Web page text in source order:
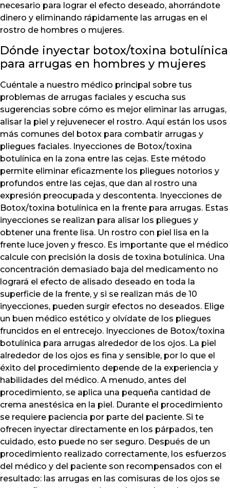
necesario para lograr el efecto deseado, ahorrándote
dinero y eliminando rápidamente las arrugas en el
rostro de hombres o mujeres.
Dónde inyectar botox/toxina botulínica
para arrugas en hombres y mujeres
Cuéntale a nuestro médico principal sobre tus
problemas de arrugas faciales y escucha sus
sugerencias sobre cómo es mejor eliminar las arrugas,
alisar la piel y rejuvenecer el rostro. Aquí están los usos
más comunes del botox para combatir arrugas y
pliegues faciales. Inyecciones de Botox/toxina
botulínica en la zona entre las cejas. Este método
permite eliminar eficazmente los pliegues notorios y
profundos entre las cejas, que dan al rostro una
expresión preocupada y descontenta. Inyecciones de
Botox/toxina botulínica en la frente para arrugas. Estas
inyecciones se realizan para alisar los pliegues y
obtener una frente lisa. Un rostro con piel lisa en la
frente luce joven y fresco. Es importante que el médico
calcule con precisión la dosis de toxina botulínica. Una
concentración demasiado baja del medicamento no
logrará el efecto de alisado deseado en toda la
superficie de la frente, y si se realizan más de 10
inyecciones, pueden surgir efectos no deseados. Elige
un buen médico estético y olvídate de los pliegues
fruncidos en el entrecejo. Inyecciones de Botox/toxina
botulínica para arrugas alrededor de los ojos. La piel
alrededor de los ojos es fina y sensible, por lo que el
éxito del procedimiento depende de la experiencia y
habilidades del médico. A menudo, antes del
procedimiento, se aplica una pequeña cantidad de
crema anestésica en la piel. Durante el procedimiento
se requiere paciencia por parte del paciente. Si te
ofrecen inyectar directamente en los párpados, ten
cuidado, esto puede no ser seguro. Después de un
procedimiento realizado correctamente, los esfuerzos
del médico y del paciente son recompensados con el
resultado: las arrugas en las comisuras de los ojos se